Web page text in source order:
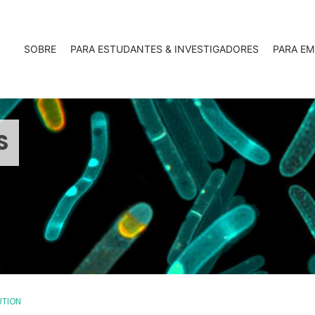
SOBRE PARA ESTUDANTES & INVESTIGADORES PARA